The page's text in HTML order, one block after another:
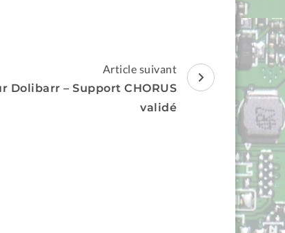
Article suivant
Dolibarr – Support CHORUS
validé